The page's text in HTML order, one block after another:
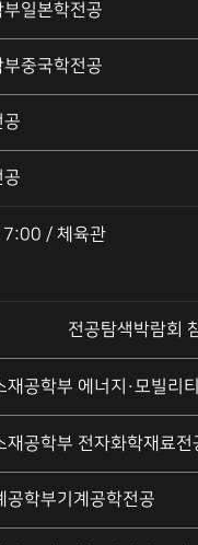
일본학전공
중국학전공
공
공
/ 체육관
전공탐색박람회
재공학부 에너지·모빌리
재공학부 전자화학재료전
공학부기계공학전공